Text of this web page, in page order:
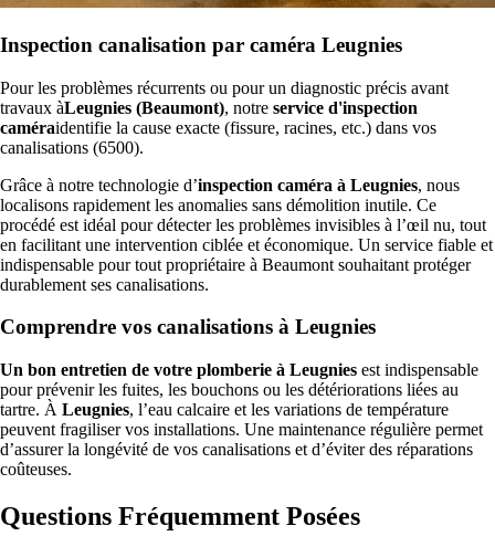
Inspection canalisation par caméra Leugnies
Pour les problèmes récurrents ou pour un diagnostic précis avant
travaux àLeugnies (Beaumont), notre service d'inspection
caméraidentifie la cause exacte (fissure, racines, etc.) dans vos
canalisations (6500).
Grâce à notre technologie d’inspection caméra à Leugnies, nous
localisons rapidement les anomalies sans démolition inutile. Ce
procédé est idéal pour détecter les problèmes invisibles à l’œil nu, tout
en facilitant une intervention ciblée et économique. Un service fiable et
indispensable pour tout propriétaire à Beaumont souhaitant protéger
durablement ses canalisations.
Comprendre vos canalisations à Leugnies
Un bon entretien de votre plomberie à Leugnies est indispensable
pour prévenir les fuites, les bouchons ou les détériorations liées au
tartre. À Leugnies, l’eau calcaire et les variations de température
peuvent fragiliser vos installations. Une maintenance régulière permet
d’assurer la longévité de vos canalisations et d’éviter des réparations
coûteuses.
Questions Fréquemment Posées